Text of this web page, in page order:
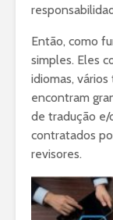
Então, como
simples. Eles
idiomas,
encontram
de tradução e/
contratados
revisores.